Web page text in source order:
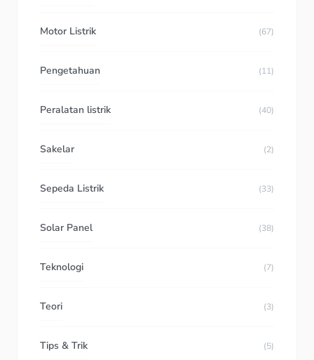
Motor Listrik (67)
Pengetahuan (11)
Peralatan listrik (40)
Sakelar (2)
Sepeda Listrik (33)
Solar Panel (38)
Teknologi (7)
Teori (3)
Tips & Trik (5)